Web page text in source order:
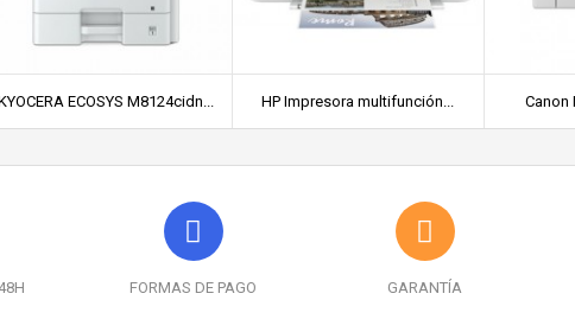
ECOSYS M8124cidn... HP Impresora multifunción... Canon
FORMAS DE PAGO GARANTÍA